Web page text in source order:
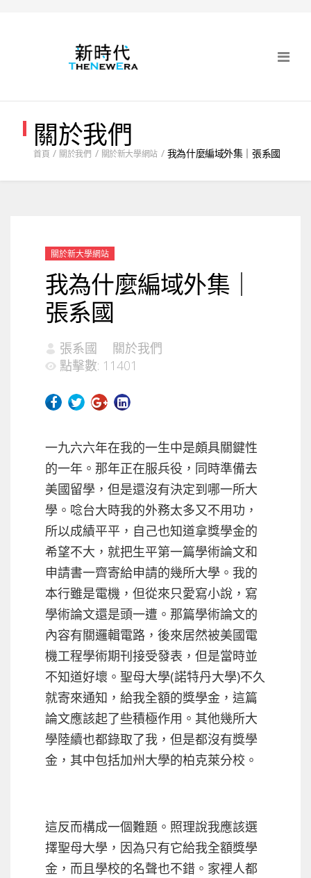
關於我們
首頁 關於我們 關於新大學網站 我為什麼編域外集｜張系國
關於新大學網站
我為什麼編域外集｜
張系國
張系國
關於我們
點擊數: 11401
一九六六年在我的一生中是頗具關鍵性
的一年。那年正在服兵役，同時準備去
美國留學，但是還沒有決定到哪一所大
學。唸台大時我的外務太多又不用功，
所以成績平平，自己也知道拿獎學金的
希望不大，就把生平第一篇學術論文和
申請書一齊寄給申請的幾所大學。我的
本行雖是電機，但從來只愛寫小說，寫
學術論文還是頭一遭。那篇學術論文的
內容有關邏輯電路，後來居然被美國電
機工程學術期刊接受發表，但是當時並
不知道好壞。聖母大學(諾特丹大學)不久
就寄來通知，給我全額的獎學金， 這篇
論文應該起了些積極作用。其他幾所大
學陸續也都錄取了我，但是都沒有獎學
金，其中包括加州大學的柏克萊分校。
這反而構成一個難題。照理說我應該選
擇聖母大學，因為只有它給我全額獎學
金，而且學校的名聲也不錯。家裡人都